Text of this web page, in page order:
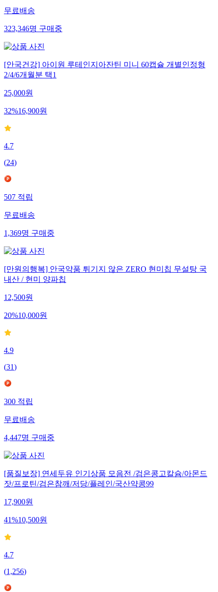
무료배송
323,346명구매중
[안국건강] 아이원 루테인지아잔틴 미니 60캡슐 개별인정형
2/4/6개월분 택1
25,000원
32%16,900원
4.7
(24)
507적립
무료배송
1,369명구매중
[만원의행복] 안국약품 튀기지 않은 ZERO 현미칩 무설탕 국
내산 / 현미 양파칩
12,500원
20%10,000원
4.9
(31)
300적립
무료배송
4,447명구매중
[품질보장] 연세두유 인기상품 모음전 /검은콩고칼슘/아몬드
잣/프로틴/검은참깨/저당/플레인/국산약콩99
17,900원
41%10,500원
4.7
(1,256)